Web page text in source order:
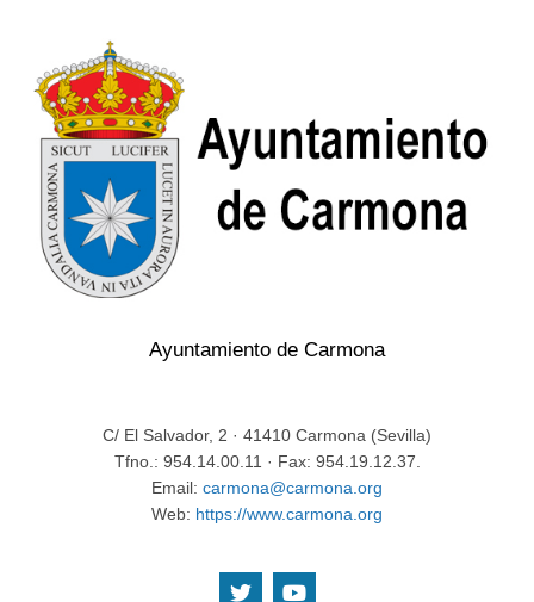
Ayuntamiento de Carmona
C/ El Salvador, 2 · 41410 Carmona (Sevilla)
Tfno.: 954.14.00.11 · Fax: 954.19.12.37.
Email: carmona@carmona.org
Web: https://www.carmona.org